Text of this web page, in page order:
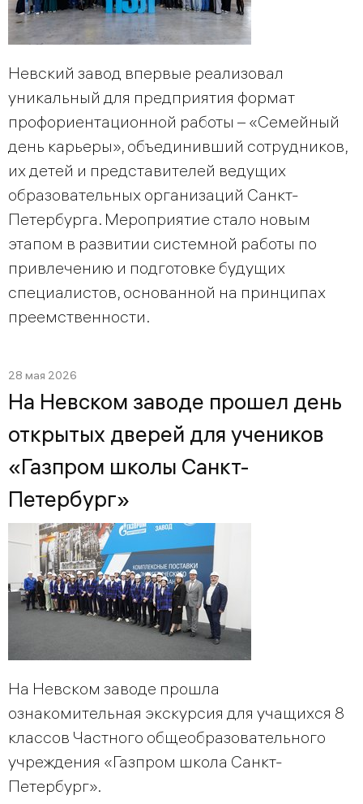
Невский завод впервые реализовал
уникальный для предприятия формат
профориентационной работы – «Семейный
день карьеры», объединивший сотрудников,
их детей и представителей ведущих
образовательных организаций Санкт-
Петербурга. Мероприятие стало новым
этапом в развитии системной работы по
привлечению и подготовке будущих
специалистов, основанной на принципах
преемственности.
28 мая 2026
На Невском заводе прошел день
открытых дверей для учеников
«Газпром школы Санкт-
Петербург»
На Невском заводе прошла
ознакомительная экскурсия для учащихся 8
классов Частного общеобразовательного
учреждения «Газпром школа Санкт-
Петербург».